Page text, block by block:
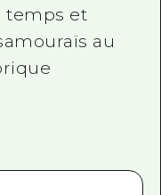
temps et
au